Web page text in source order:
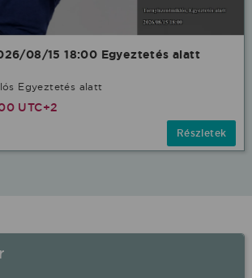
08/15 18:00 Egyeztetés alatt
Egyeztetés alatt
UTC+2
Részletek